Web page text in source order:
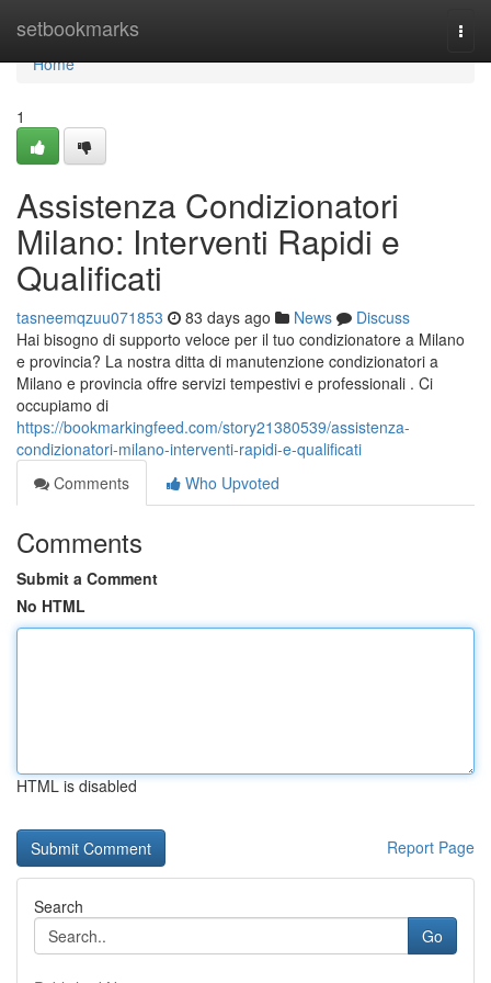
setbookmarks
Home
Home
1
Assistenza Condizionatori
Milano: Interventi Rapidi e
Qualificati
tasneemqzuu071853 83 days ago News
Discuss
Hai bisogno di supporto veloce per il tuo condizionatore a Milano
e provincia? La nostra ditta di manutenzione condizionatori a
Milano e provincia offre servizi tempestivi e professionali . Ci
occupiamo di
https://bookmarkingfeed.com/story21380539/assistenza-
condizionatori-milano-interventi-rapidi-e-qualificati
Comments
Who Upvoted
Comments
Submit a Comment
No HTML
HTML is disabled
Report Page
Search
Go